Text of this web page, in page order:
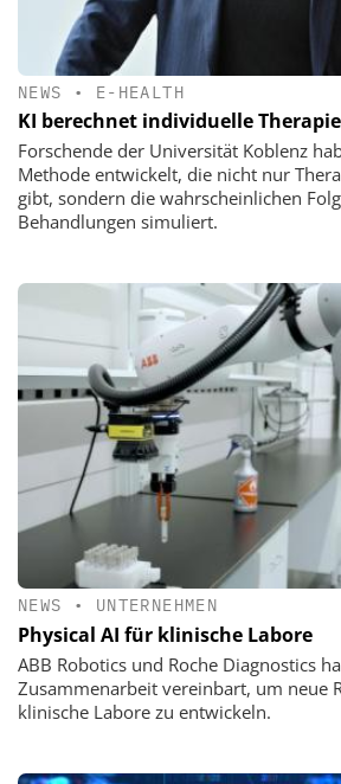
NEWS • E-HEALTH
KI berechnet individuelle
Forschende der Universität Koblenz
Methode entwickelt, die nicht nur
gibt, sondern die wahrscheinlichen
Behandlungen simuliert.
NEWS • UNTERNEHMEN
Physical AI für klinische Labore
ABB Robotics und Roche Diagnostics
Zusammenarbeit vereinbart, um neue
klinische Labore zu entwickeln.